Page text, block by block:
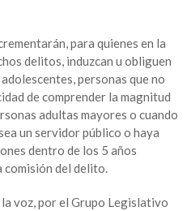
para quienes en la
delitos, induzcan u obliguen
personas que no
de comprender la magnitud
adultas mayores o cuando
un servidor público o haya
dentro de los 5 años
comisión del delito.
la voz, por el Grupo Legislativo